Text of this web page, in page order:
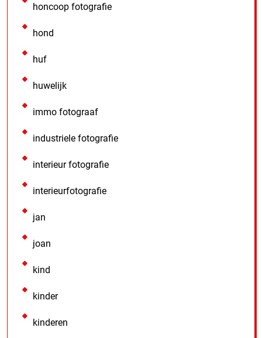
honcoop fotografie
hond
huf
huwelijk
immo fotograaf
industriele fotografie
interieur fotografie
interieurfotografie
jan
joan
kind
kinder
kinderen